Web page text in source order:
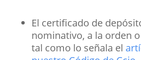
El certificado de
nominativo, a la orden
tal como lo señala el